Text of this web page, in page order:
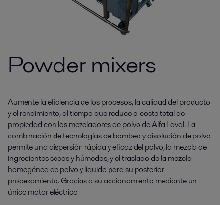
Powder mixers
Aumente la eficiencia de los procesos, la calidad del producto
y el rendimiento, al tiempo que reduce el coste total de
propiedad con los mezcladores de polvo de Alfa Laval. La
combinación de tecnologías de bombeo y disolución de polvo
permite una dispersión rápida y eficaz del polvo, la mezcla de
ingredientes secos y húmedos, y el traslado de la mezcla
homogénea de polvo y líquido para su posterior
procesamiento. Gracias a su accionamiento mediante un
único motor eléctrico